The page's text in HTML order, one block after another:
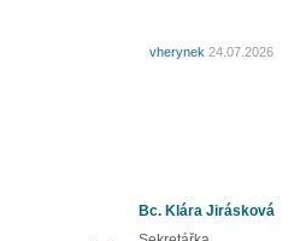
vherynek 24.07.2026
Bc. Klára Jirásková